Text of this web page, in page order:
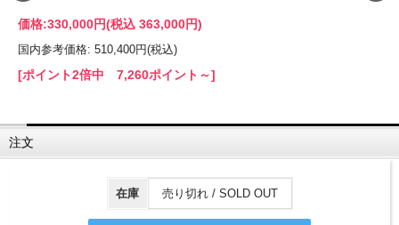
価格:330,000円(税込 363,000円)
国内参考価格: 510,400円(税込)
[ポイント2倍中 7,260ポイント～]
注文
在庫 売り切れ / SOLD OUT